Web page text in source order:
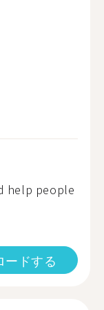
help people
ードする